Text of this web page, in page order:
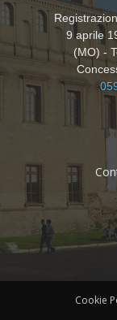
9 aprile
(MO) -
Cookie